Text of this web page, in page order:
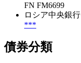
FN FM6699
ロシア中央銀
***
債券分類